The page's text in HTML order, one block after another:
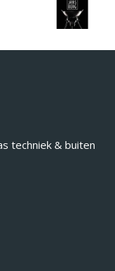
techniek & buiten